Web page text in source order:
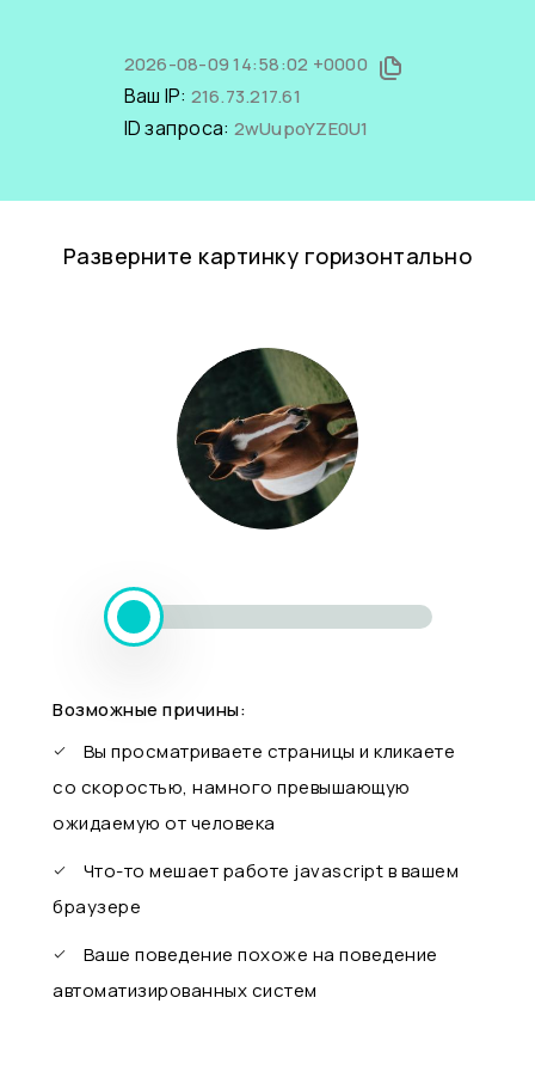
2026-08-09 14:58:02 +0000
Ваш IP: 216.73.217.61
ID запроса: 2wUupoYZE0U1
Разверните картинку горизонтально
Возможные причины:
Вы просматриваете страницы и кликаете
со скоростью, намного превышающую
ожидаемую от человека
Что-то мешает работе javascript в вашем
браузере
Ваше поведение похоже на поведение
автоматизированных систем